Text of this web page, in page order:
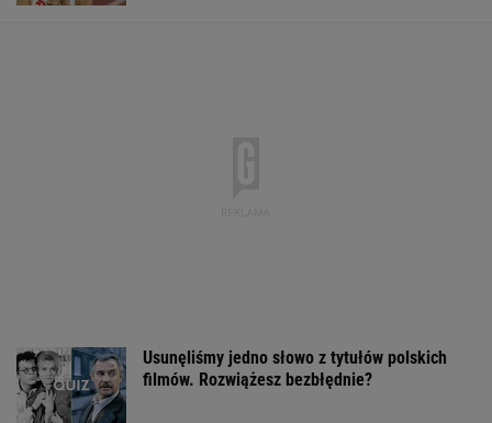
Usunęliśmy jedno słowo z tytułów polskich
filmów. Rozwiążesz bezbłędnie?